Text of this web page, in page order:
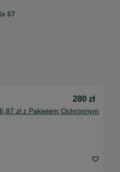
67
280 zł
zł z Pakietem Ochronnym